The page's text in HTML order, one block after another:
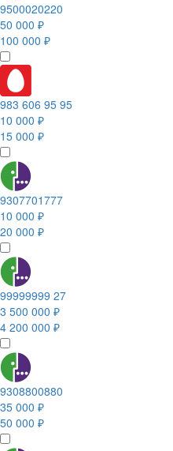
9500020220
50 000 ₽
100 000 ₽
983 606 95 95
10 000 ₽
15 000 ₽
9307701777
10 000 ₽
20 000 ₽
99999999 27
3 500 000 ₽
4 200 000 ₽
9308800880
35 000 ₽
50 000 ₽